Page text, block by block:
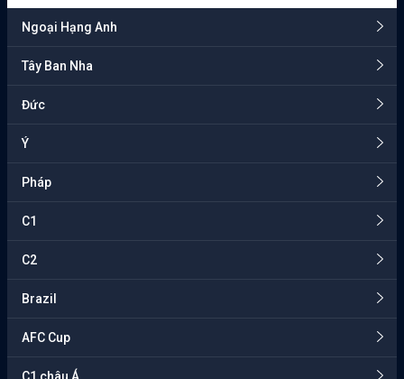
Ngoại Hạng Anh
Tây Ban Nha
Đức
Ý
Pháp
C1
C2
Brazil
AFC Cup